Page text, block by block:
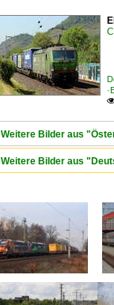
Weitere Bilder aus
Weitere Bilder aus